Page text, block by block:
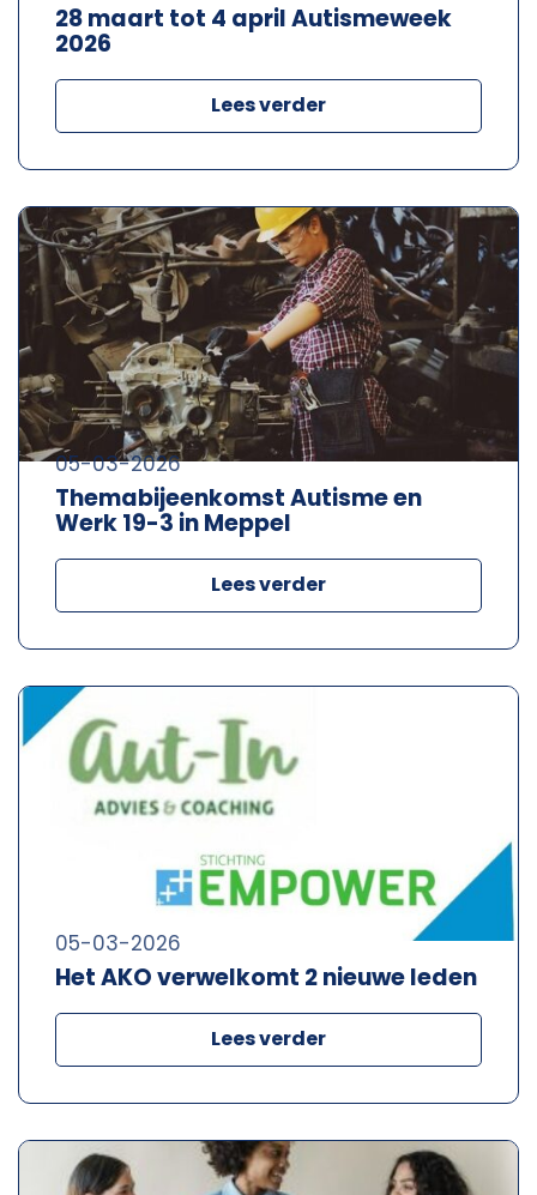
28 maart tot 4 april Autismeweek
2026
Lees verder
Themabijeenkomst Autisme en
Werk 19-3 in Meppel
05-03-2026
Lees verder
Het AKO verwelkomt 2 nieuwe leden
05-03-2026
Lees verder